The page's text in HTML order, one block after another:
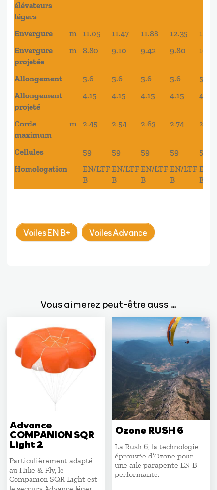
élévateurs
légers
Envergure m 11.05 11.47 11.88 12.35
Envergure
projetée
m 8.80 9.10 9.42 9.80 10.15
Allongement 5.6 5.6 5.6 5.6
5.6
Allongement
projeté
4.15 4.15 4.15 4.15 4.15
Corde
maximum
m 2.45 2.54 2.63 2.74 2.84
Cellules 59 59 59 59
59
Homologation
EN/LTF
B
EN/LTF
B
EN/LTF
B
EN/LTF
B
EN/
B
Voiles EN B+ Voiles Advance
Vous aimerez peut-être aussi…
Advance
COMPANION SQR
Light 2
Particulièrement adapté
au Hike & Fly, le
Companion SQR Light est
Ozone RUSH 6
La Rush 6, la technologie
éprouvée d’Ozone pour
une aile parapente EN B
performante.